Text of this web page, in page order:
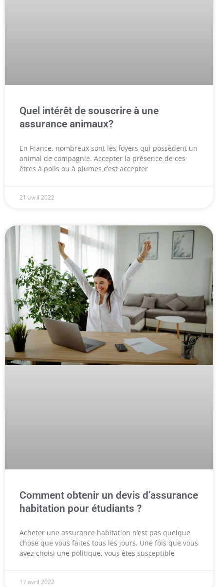
Quel intérêt de souscrire à une
assurance animaux?
En France, nombreux sont les foyers qui possèdent un
animal de compagnie. Accepter la présence de ces
êtres à poils ou à plumes c’est accepter
21 avril 2022
Comment obtenir un devis d’assurance
habitation pour étudiants ?
Acheter une assurance habitation n’est pas quelque
chose que vous faites tous les jours. Une fois que vous
avez choisi une politique, vous êtes susceptible
17 avril 2022